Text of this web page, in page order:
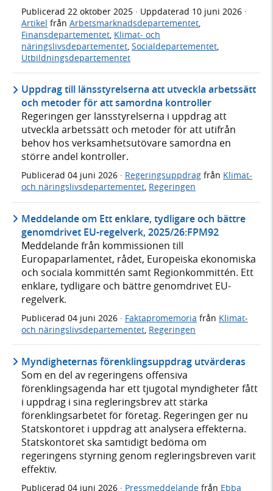
Publicerad 22 oktober 2025 · Uppdaterad 10 juni 2026 ·
Artikel från Arbetsmarknadsdepartementet
Finansdepartementet Klimat- och
näringslivsdepartementet Socialdepartementet
Utbildningsdepartementet
Uppdrag till länsstyrelserna att utveckla arbetssätt
och metoder för att samordna kontroller
Regeringen ger länsstyrelserna i uppdrag att
utveckla arbetssätt och metoder för att utifrån
behov hos verksamhetsutövare samordna en
större andel kontroller.
Publicerad 04 juni 2026 · Regeringsuppdrag från Klimat-
och näringslivsdepartementet, Regeringen
Meddelande om Ett enklare, tydligare och bättre
genomdrivet EU-regelverk, 2025/26:FPM92
Meddelande från kommissionen till
Europaparlamentet, rådet, Europeiska ekonomiska
och sociala kommittén samt Regionkommittén. Ett
enklare, tydligare och bättre genomdrivet EU-
regelverk.
Publicerad 04 juni 2026 · Faktapromemoria från Klimat-
och näringslivsdepartementet, Regeringen
Myndigheternas förenklingsuppdrag utvärderas
Som en del av regeringens offensiva
förenklingsagenda har ett tjugotal myndigheter fått
i uppdrag i sina regleringsbrev att stärka
förenklingsarbetet för företag. Regeringen ger nu
Statskontoret i uppdrag att analysera effekterna.
Statskontoret ska samtidigt bedöma om
regeringens styrning genom regleringsbreven varit
effektiv.
Publicerad 04 juni 2026 · Pressmeddelande från Ebba